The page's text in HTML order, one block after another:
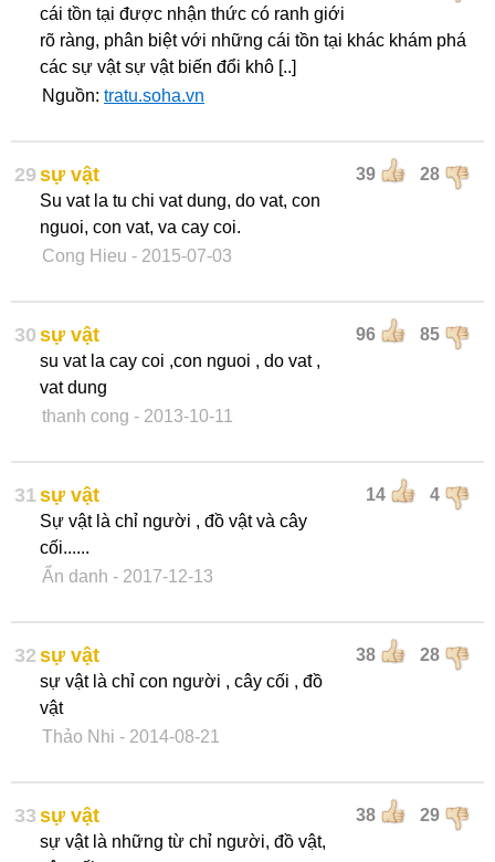
cái tồn tại được nhận thức có ranh giới
rõ ràng, phân biệt với những cái tồn tại khác khám phá
các sự vật sự vật biến đổi khô [..]
Nguồn: tratu.soha.vn
29 39 28
sự vật
Su vat la tu chi vat dung, do vat, con
nguoi, con vat, va cay coi.
Cong Hieu - 2015-07-03
30 96 85
sự vật
su vat la cay coi ,con nguoi , do vat ,
vat dung
thanh cong - 2013-10-11
31 14 4
sự vật
Sự vật là chỉ người , đồ vật và cây
cối......
Ẩn danh - 2017-12-13
32 38 28
sự vật
sự vật là chỉ con người , cây cối , đồ
vật
Thảo Nhi - 2014-08-21
33 38 29
sự vật
sự vật là những từ chỉ người, đồ vật,